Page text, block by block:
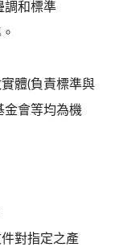
調和標準
體(負責標準與
金會等均為機
對指定之產